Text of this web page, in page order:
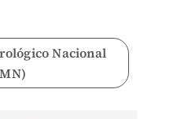
Nacional